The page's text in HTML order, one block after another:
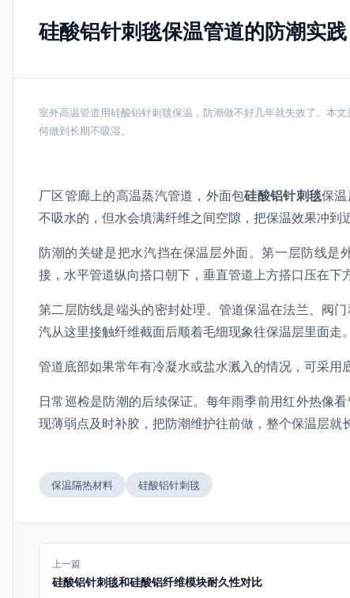
硅酸铝针刺毯保温管道的防潮实践
室外高温管道用硅酸铝针刺毯保温，防潮做不好几年就失效了。本
何做到长期不吸湿。
厂区管廊上的高温蒸汽管道，外面包硅酸铝针刺毯保
不吸水的，但水会填满纤维之间空隙，把保温效果冲到
防潮的关键是把水汽挡在保温层外面。第一层防线
接，水平管道纵向搭口朝下，垂直管道上方搭口压在下
第二层防线是端头的密封处理。管道保温在法兰、阀
汽从这里接触纤维截面后顺着毛细现象往保温层里面走
管道底部如果常年有冷凝水或盐水溅入的情况，可采用
日常巡检是防潮的后续保证。每年雨季前用红外热像
现薄弱点及时补胶，把防潮维护往前做，整个保温层就
保温隔热材料 硅酸铝针刺毯
上一篇
硅酸铝针刺毯和硅酸铝纤维模块耐久性对比